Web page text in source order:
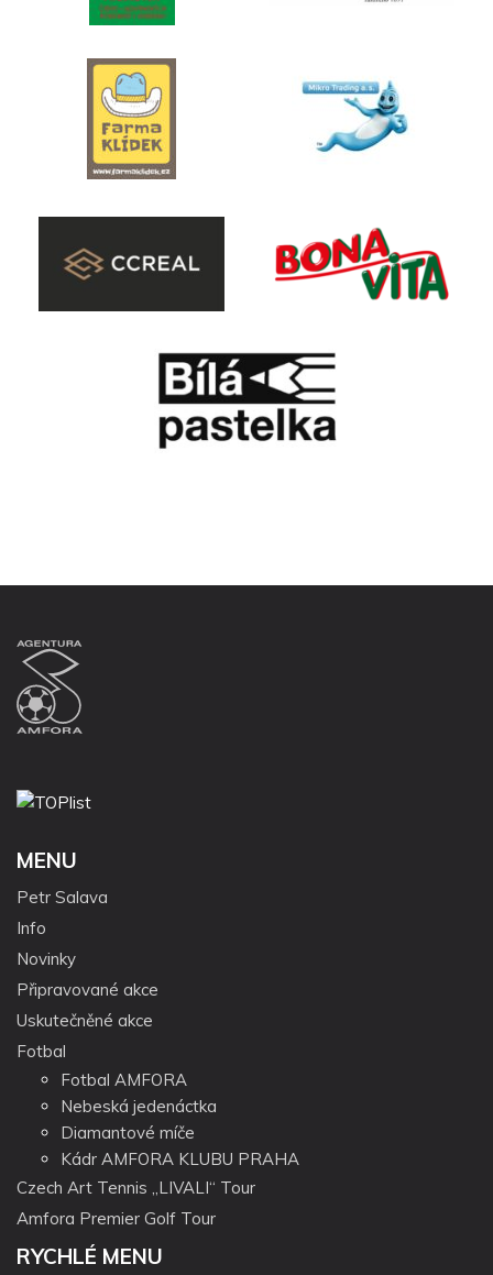
MENU
Petr Salava
Info
Novinky
Připravované akce
Uskutečněné akce
Fotbal
Fotbal AMFORA
Nebeská jedenáctka
Diamantové míče
Kádr AMFORA KLUBU PRAHA
Czech Art Tennis „LIVALI“ Tour
Amfora Premier Golf Tour
RYCHLÉ MENU